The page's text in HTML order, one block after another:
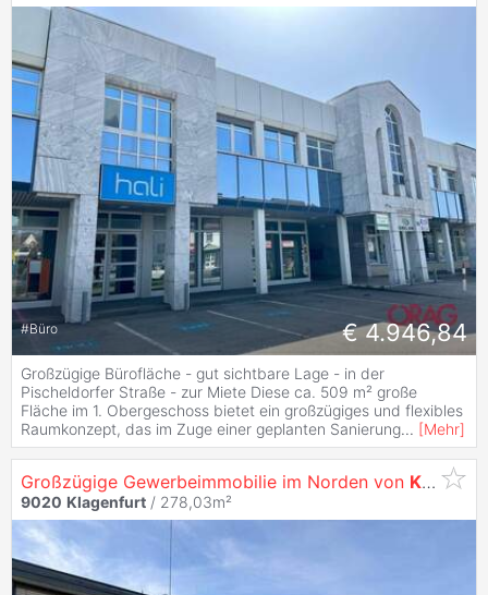
#Büro € 4.946,84
Großzügige Bürofläche - gut sichtbare Lage - in der
Pischeldorfer Straße - zur Miete Diese ca. 509 m² große
Fläche im 1. Obergeschoss bietet ein großzügiges und flexibles
Raumkonzept, das im Zuge einer geplanten Sanierung... [Mehr]
Großzügige Gewerbeimmobilie im Norden von Klagenfurt
9020 Klagenfurt / 278,03m²